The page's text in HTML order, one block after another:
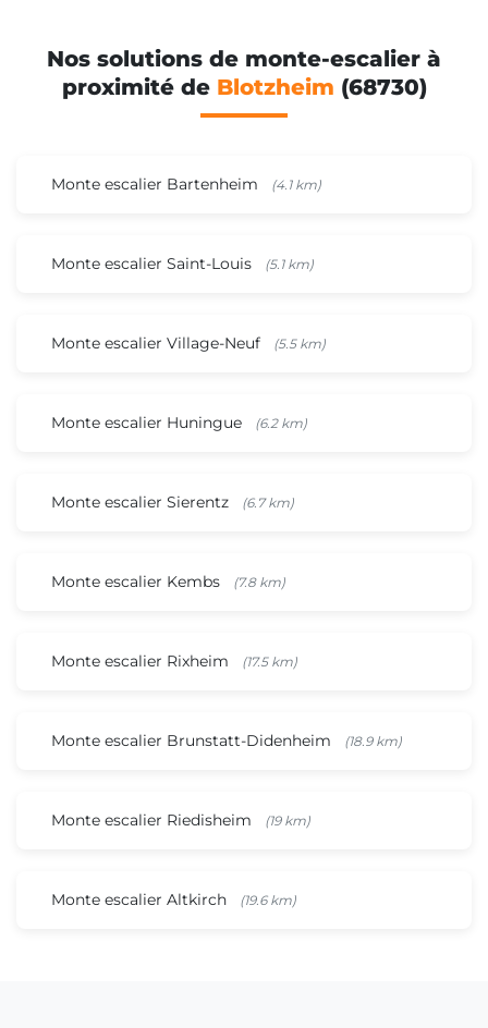
Nos solutions de monte-escalier à
proximité de Blotzheim (68730)
Monte escalier Bartenheim (4.1 km)
Monte escalier Saint-Louis (5.1 km)
Monte escalier Village-Neuf (5.5 km)
Monte escalier Huningue (6.2 km)
Monte escalier Sierentz (6.7 km)
Monte escalier Kembs (7.8 km)
Monte escalier Rixheim (17.5 km)
Monte escalier Brunstatt-Didenheim (18.9 km)
Monte escalier Riedisheim (19 km)
Monte escalier Altkirch (19.6 km)